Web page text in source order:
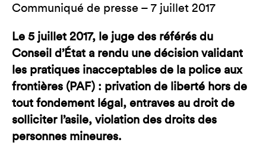
Communiqué de presse – 7 juillet 2017
Le 5 juillet 2017, le juge des référés du
Conseil d’État a rendu une décision validant
les pratiques inacceptables de la police aux
frontières (PAF) : privation de liberté hors de
tout fondement légal, entraves au droit de
solliciter l’asile, violation des droits des
personnes mineures.